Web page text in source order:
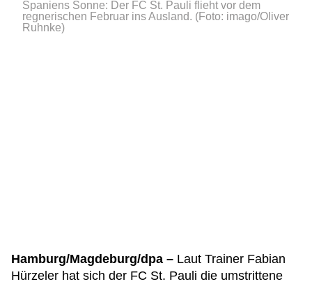
Spaniens Sonne: Der FC St. Pauli flieht vor dem
regnerischen Februar ins Ausland. (Foto: imago/Oliver
Ruhnke)
Hamburg/Magdeburg/dpa – Laut Trainer Fabian
Hürzeler hat sich der FC St. Pauli die umstrittene